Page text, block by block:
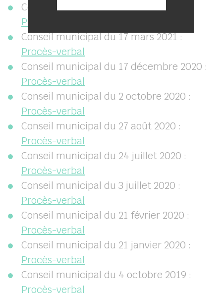
Conseil municipal du 29 avril 2021 :
Procès-verbal
Conseil municipal du 17 mars 2021 :
Procès-verbal
Conseil municipal du 17 décembre 2020 :
Procès-verbal
Conseil municipal du 2 octobre 2020 :
Procès-verbal
Conseil municipal du 27 août 2020 :
Procès-verbal
Conseil municipal du 24 juillet 2020 :
Procès-verbal
Conseil municipal du 3 juillet 2020 :
Procès-verbal
Conseil municipal du 21 février 2020 :
Procès-verbal
Conseil municipal du 21 janvier 2020 :
Procès-verbal
Conseil municipal du 4 octobre 2019 :
Procès-verbal